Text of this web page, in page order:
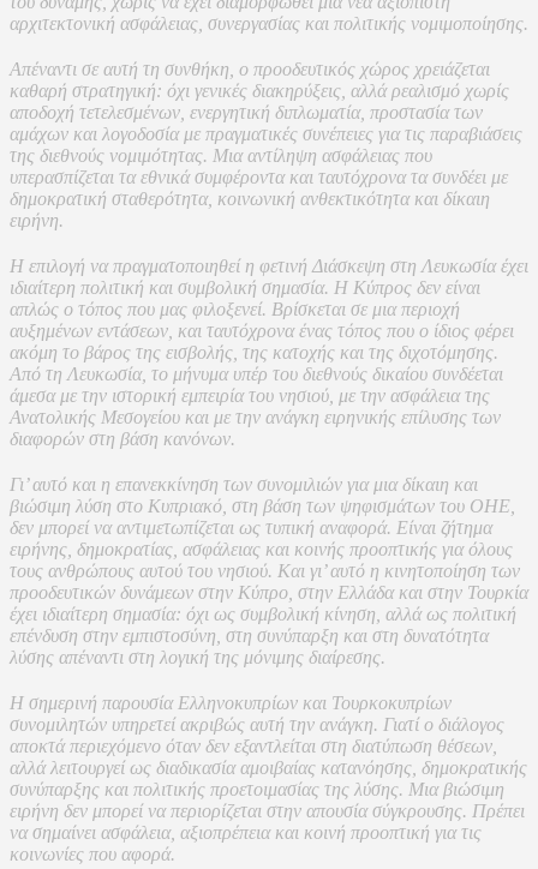
αρχιτεκτονική ασφάλειας, συνεργασίας και πολιτικής νομιμοποίησης.
Απέναντι σε αυτή τη συνθήκη, ο προοδευτικός χώρος χρειάζεται
καθαρή στρατηγική: όχι γενικές διακηρύξεις, αλλά ρεαλισμό χωρίς
αποδοχή τετελεσμένων, ενεργητική διπλωματία, προστασία των
αμάχων και λογοδοσία με πραγματικές συνέπειες για τις παραβιάσεις
της διεθνούς νομιμότητας. Μια αντίληψη ασφάλειας που
υπερασπίζεται τα εθνικά συμφέροντα και ταυτόχρονα τα συνδέει με
δημοκρατική σταθερότητα, κοινωνική ανθεκτικότητα και δίκαιη
ειρήνη.
Η επιλογή να πραγματοποιηθεί η φετινή Διάσκεψη στη Λευκωσία έχει
ιδιαίτερη πολιτική και συμβολική σημασία. Η Κύπρος δεν είναι
απλώς ο τόπος που μας φιλοξενεί. Βρίσκεται σε μια περιοχή
αυξημένων εντάσεων, και ταυτόχρονα ένας τόπος που ο ίδιος φέρει
ακόμη το βάρος της εισβολής, της κατοχής και της διχοτόμησης.
Από τη Λευκωσία, το μήνυμα υπέρ του διεθνούς δικαίου συνδέεται
άμεσα με την ιστορική εμπειρία του νησιού, με την ασφάλεια της
Ανατολικής Μεσογείου και με την ανάγκη ειρηνικής επίλυσης των
διαφορών στη βάση κανόνων.
Γι’ αυτό και η επανεκκίνηση των συνομιλιών για μια δίκαιη και
βιώσιμη λύση στο Κυπριακό, στη βάση των ψηφισμάτων του ΟΗΕ,
δεν μπορεί να αντιμετωπίζεται ως τυπική αναφορά. Είναι ζήτημα
ειρήνης, δημοκρατίας, ασφάλειας και κοινής προοπτικής για όλους
τους ανθρώπους αυτού του νησιού. Και γι’ αυτό η κινητοποίηση των
προοδευτικών δυνάμεων στην Κύπρο, στην Ελλάδα και στην Τουρκία
έχει ιδιαίτερη σημασία: όχι ως συμβολική κίνηση, αλλά ως πολιτική
επένδυση στην εμπιστοσύνη, στη συνύπαρξη και στη δυνατότητα
λύσης απέναντι στη λογική της μόνιμης διαίρεσης.
Η σημερινή παρουσία Ελληνοκυπρίων και Τουρκοκυπρίων
συνομιλητών υπηρετεί ακριβώς αυτή την ανάγκη. Γιατί ο διάλογος
αποκτά περιεχόμενο όταν δεν εξαντλείται στη διατύπωση θέσεων,
αλλά λειτουργεί ως διαδικασία αμοιβαίας κατανόησης, δημοκρατικής
συνύπαρξης και πολιτικής προετοιμασίας της λύσης. Μια βιώσιμη
ειρήνη δεν μπορεί να περιορίζεται στην απουσία σύγκρουσης. Πρέπει
να σημαίνει ασφάλεια, αξιοπρέπεια και κοινή προοπτική για τις
κοινωνίες που αφορά.